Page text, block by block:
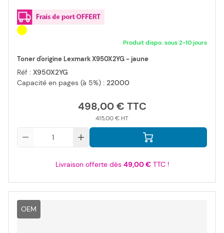
Produit dispo. sous 2-10 jours
Toner d'origine Lexmark X950X2YG - jaune
Réf : X950X2YG
Capacité en pages (à 5%) : 22000
498,00 €
415,00 €
Livraison offerte dès 49,00 €TTC !
OEM